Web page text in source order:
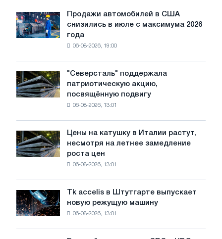
Продажи
автомобилей
в
июле
с
максимума
года
Продажи автомобилей в США
снизились в июле с максимума 2026
года
06-08-2026, 19:00
"Северсталь"
поддержала
патриотическую
советской
авиации
в
Великой
Отечественной
войны
"Северсталь" поддержала
патриотическую акцию,
посвящённую подвигу
06-08-2026, 13:01
Цены
на
катушку
несмотря
на
летнее
замедление
Цены на катушку в Италии растут,
несмотря на летнее замедление
роста цен
06-08-2026, 13:01
Tk
accelis
в
Tk accelis в Штутгарте выпускает
новую режущую машину
06-08-2026, 13:01